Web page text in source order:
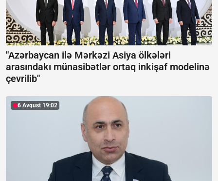
"Azərbaycan ilə Mərkəzi Asiya ölkələri
arasındakı münasibətlər ortaq inkişaf modelinə
çevrilib"
6 Avqust 19:02